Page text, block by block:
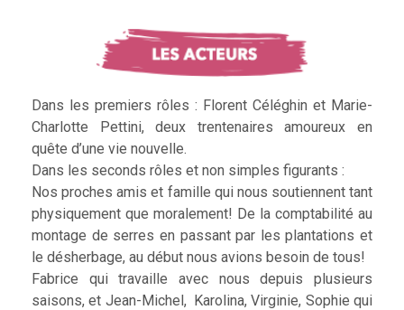
Dans les premiers rôles : Florent Céléghin et Marie-
Charlotte Pettini, deux trentenaires amoureux en
quête d’une vie nouvelle.
Dans les seconds rôles et non simples figurants :
Nos proches amis et famille qui nous soutiennent tant
physiquement que moralement! De la comptabilité au
montage de serres en passant par les plantations et
le désherbage, au début nous avions besoin de tous!
Fabrice qui travaille avec nous depuis plusieurs
saisons, et Jean-Michel, Karolina, Virginie, Sophie qui